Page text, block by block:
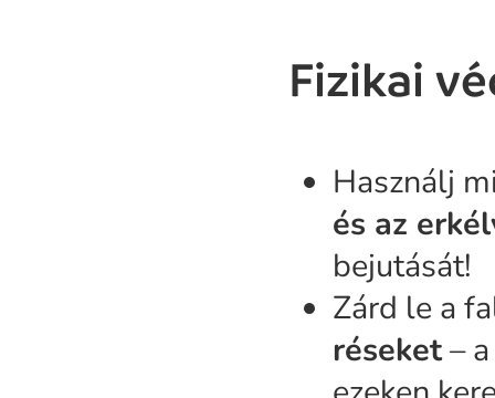
Fizikai
Használj
és az
bejutását!
Zárd le a
réseket– a